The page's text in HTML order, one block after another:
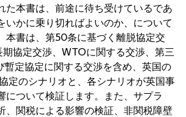
た本書は、前途に待ち受けているであ
いかに乗り切ればよいのか、について
本書は、第50条に基づく離脱協定交
協定交渉、WTOに関する交渉、第三
暫定協定に関する交渉を含め、英国の
定のシナリオと、各シナリオが英国事
について検証します。また、サプラ
、関税による影響の検証、非関税障壁